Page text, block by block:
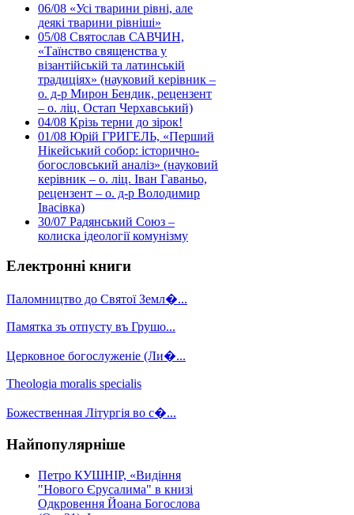
06/08 «Усі тварини рівні, але
деякі тварини рівніші»
05/08 Святослав САВЧИН,
«Таїнство священства у
візантійській та латинській
традиціях» (науковий керівник –
о. д-р Мирон Бендик, рецензент
– о. ліц. Остап Черхавський)
04/08 Крізь терни до зірок!
01/08 Юрій ГРИГЕЛЬ, «Перший
Нікейський собор: історично-
богословський аналіз» (науковий
керівник – о. ліц. Іван Гаваньо,
рецензент – о. д-р Володимир
Івасівка)
30/07 Радянський Союз –
колиска ідеології комунізму
Електронні книги
Паломництво до Святої Земл�...
Памятка зъ отпусту въ Грушо...
Церковное богослуженіе (Ли�...
Theologia moralis specialis
Божественная Літургія во с�...
Найпопулярніше
Петро КУШНІР, «Видіння
"Нового Єрусалима" в книзі
Одкровення Йоана Богослова